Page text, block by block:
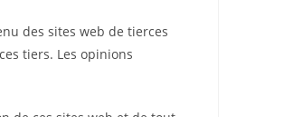
des sites web de tierces
tiers. Les opinions